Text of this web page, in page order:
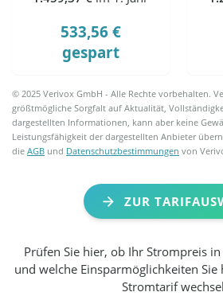
533,56 €
gespart
© 2025 Verivox GmbH - Alle Rechte vorbehalten.
größtmögliche Sorgfalt auf Aktualität,
dargestellten Informationen, kann aber keine
Leistungsfähigkeit der dargestellten Anbieter
dieAGB und Datenschutzbestimmungen von
ZUR
Prüfen Sie hier, ob Ihr Strompreis in
und welche Einsparmöglichkeiten Sie
Stromtarif